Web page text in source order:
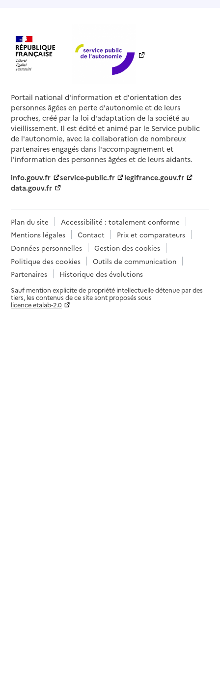
Portail national d'information et d'orientation des
personnes âgées en perte d'autonomie et de leurs
proches, créé par la loi d'adaptation de la société au
vieillissement. Il est édité et animé par le Service public
de l'autonomie, avec la collaboration de nombreux
partenaires engagés dans l'accompagnement et
l'information des personnes âgées et de leurs aidants.
info.gouv.fr
service-public.fr
legifrance.gouv.fr
data.gouv.fr
Plan du site
Accessibilité : totalement conforme
Mentions légales
Contact
Prix et comparateurs
Données personnelles
Gestion des cookies
Politique des cookies
Outils de communication
Partenaires
Historique des évolutions
Sauf mention explicite de propriété intellectuelle détenue par des
tiers, les contenus de ce site sont proposés sous
licence etalab-2.0